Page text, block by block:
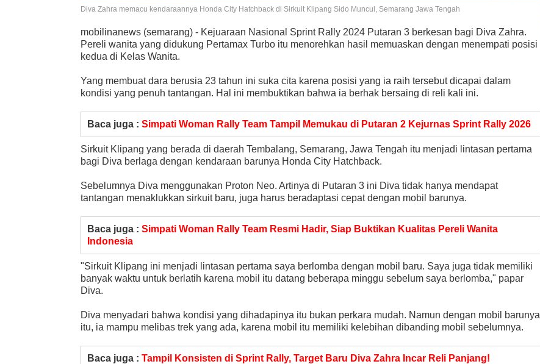
Diva Zahra memacu kendaraannya Honda City Hatchback di Sirkuit Klipang Sido Muncul, Semarang Jawa Tengah
mobilinanews (semarang) - Kejuaraan Nasional Sprint Rally 2024 Putaran 3 berkesan bagi Diva Zahra.
Pereli wanita yang didukung Pertamax Turbo itu menorehkan hasil memuaskan dengan menempati posisi
kedua di Kelas Wanita.
Yang membuat dara berusia 23 tahun ini suka cita karena posisi yang ia raih tersebut dicapai dalam
kondisi yang penuh tantangan. Hal ini membuktikan bahwa ia berhak bersaing di reli kali ini.
Baca juga : Simpati Woman Rally Team Tampil Memukau di Putaran 2 Kejurnas Sprint Rally 2026
Sirkuit Klipang yang berada di daerah Tembalang, Semarang, Jawa Tengah itu menjadi lintasan pertama
bagi Diva berlaga dengan kendaraan barunya Honda City Hatchback.
Sebelumnya Diva menggunakan Proton Neo. Artinya di Putaran 3 ini Diva tidak hanya mendapat
tantangan menaklukkan sirkuit baru, juga harus beradaptasi cepat dengan mobil barunya.
Baca juga : Simpati Woman Rally Team Resmi Hadir, Siap Buktikan Kualitas Pereli Wanita
Indonesia
"Sirkuit Klipang ini menjadi lintasan pertama saya berlomba dengan mobil baru. Saya juga tidak memiliki
banyak waktu untuk berlatih karena mobil itu datang beberapa minggu sebelum saya berlomba," papar
Diva.
Diva menyadari bahwa kondisi yang dihadapinya itu bukan perkara mudah. Namun dengan mobil barunya
itu, ia mampu melibas trek yang ada, karena mobil itu memiliki kelebihan dibanding mobil sebelumnya.
Baca juga : Tampil Konsisten di Sprint Rally, Target Baru Diva Zahra Incar Reli Panjang!